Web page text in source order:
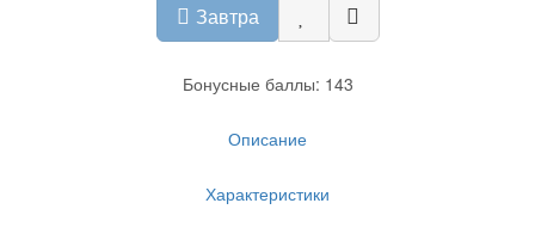
Завтра
Бонусные баллы: 143
Описание
Характеристики